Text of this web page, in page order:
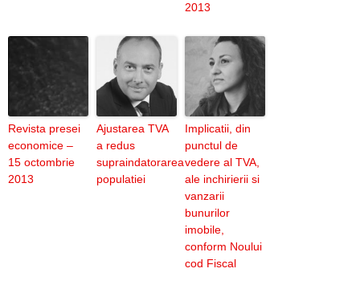
2013
Revista presei
economice –
15 octombrie
2013
Ajustarea TVA
a redus
supraindatorarea
populatiei
Implicatii, din
punctul de
vedere al TVA,
ale inchirierii si
vanzarii
bunurilor
imobile,
conform Noului
cod Fiscal